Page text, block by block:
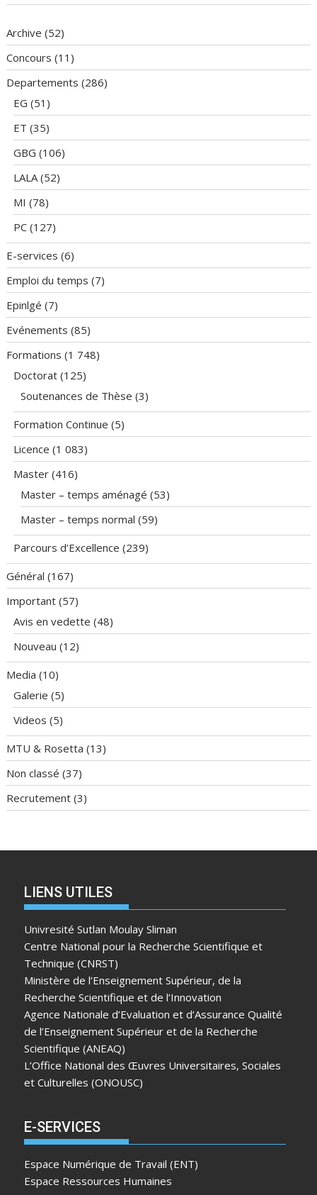
Archive (52)
Concours (11)
Departements (286)
EG (51)
ET (35)
GBG (106)
LALA(52)
MI (78)
PC (127)
E-services (6)
Emploi du temps (7)
Epinlgé (7)
Evénements (85)
Formations (1 748)
Doctorat (125)
Soutenances de Thèse (3)
Formation Continue (5)
Licence (1 083)
Master (416)
Master – temps aménagé (53)
Master – temps normal (59)
Parcours d’Excellence (239)
Général (167)
Important (57)
Avis en vedette (48)
Nouveau (12)
Media (10)
Galerie (5)
Videos (5)
MTU & Rosetta (13)
Non classé (37)
Recrutement (3)
LIENS UTILES
Univresité Sutlan Moulay Sliman
Centre National pour la Recherche Scientifique et
Technique (CNRST)
Ministère de l’Enseignement Supérieur, de la
Recherche Scientifique et de l’Innovation
Agence Nationale d’Evaluation et d’Assurance Qualité
de l’Enseignement Supérieur et de la Recherche
Scientifique (ANEAQ)
L’Office National des Œuvres Universitaires, Sociales
et Culturelles (ONOUSC)
E-SERVICES
Espace Numérique de Travail (ENT)
Espace Ressources Humaines